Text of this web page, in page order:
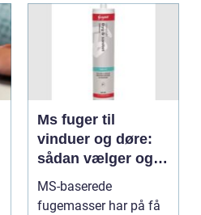
Ms fuger til
vinduer og døre:
sådan vælger og
bruger du dem
rigtigt
MS-baserede
fugemasser har på få